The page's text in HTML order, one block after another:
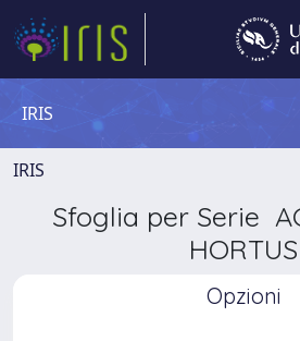
IRIS
IRIS
Sfoglia per Serie
HORTUS
Opzioni